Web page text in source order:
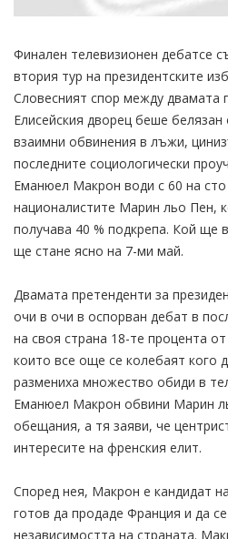
Финален телевизионен дебатсе
втория тур на президентските
Словесният спор между двамата
Елисейския дворец беше
взаимни обвинения в лъжи,
последните социологически
Еманюел Макрон води с 60 на
националистите Марин льо Пен,
получава 40 % подкрепа. Кой ще
ще стане ясно на 7-ми май.
Двамата претенденти за
очи в очи в оспорван дебат в
на своя страна 18-те процента
които все още се колебаят кого
размениха множество обиди в
Еманюел Макрон обвини Марин
обещания, а тя заяви, че
интересите на френския елит.
Според нея, Макрон е кандидат
готов да продаде Франция и да
независимостта на страната.